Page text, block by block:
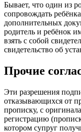
Бывает, что один из
сопровождать
дополнительных
родитель и ребёнок
взять с собой
свидетельство об
Прочие
Эти разрешения
отказывающихся от
прописку, с
регистрацию
котором супруг